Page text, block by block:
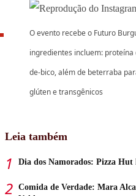
O evento recebe o Futuro
ingredientes incluem:
de-bico, além de beterraba
glúten e transgênicos
Leia também
Dia dos Namorados: Pizza
Comida de Verdade: Mara